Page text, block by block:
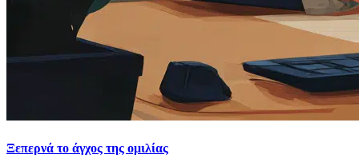
Ξεπερνά το άγχος της ομιλίας